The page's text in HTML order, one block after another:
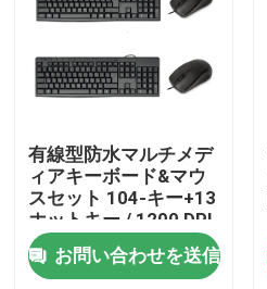
家へ
有線型防水マルチメデ
ィアキーボード&マウ
スセット 104-キー+13
ホットキー / 1200 DPI
HIPS 調整可能
お問い合わせを送信